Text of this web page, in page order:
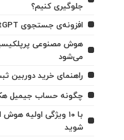
جلوگیری کنیم؟
افزونه‌ی جستجوی ChatGPT برای گوگل کروم معرفی شد
هوش مصنوعی
می‌شود
راهنمای خرید دوربین
چگونه حساب جیمیل هک
شوید